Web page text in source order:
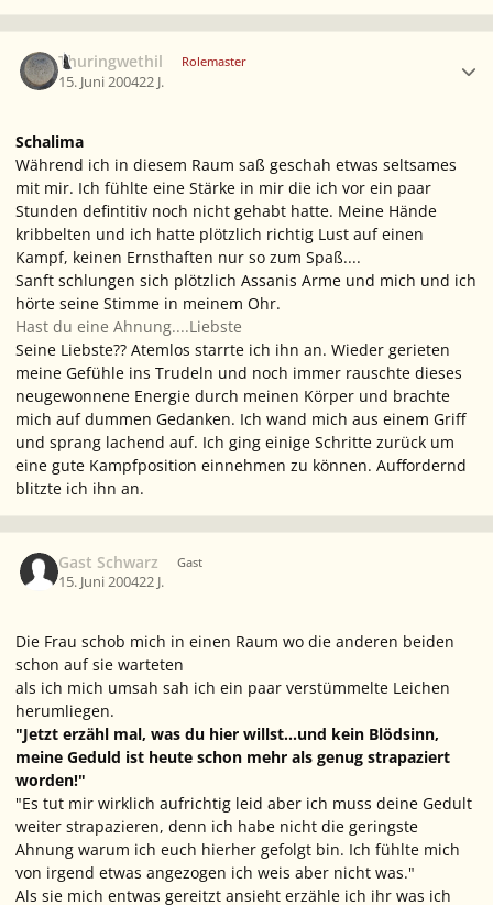
Thuringwethil Rolemaster
15. Juni 200422 J.
Schalima
Während ich in diesem Raum saß geschah etwas seltsames
mit mir. Ich fühlte eine Stärke in mir die ich vor ein paar
Stunden defintitiv noch nicht gehabt hatte. Meine Hände
kribbelten und ich hatte plötzlich richtig Lust auf einen
Kampf, keinen Ernsthaften nur so zum Spaß....
Sanft schlungen sich plötzlich Assanis Arme und mich und ich
hörte seine Stimme in meinem Ohr.
Hast du eine Ahnung....Liebste
Seine Liebste?? Atemlos starrte ich ihn an. Wieder gerieten
meine Gefühle ins Trudeln und noch immer rauschte dieses
neugewonnene Energie durch meinen Körper und brachte
mich auf dummen Gedanken. Ich wand mich aus einem Griff
und sprang lachend auf. Ich ging einige Schritte zurück um
eine gute Kampfposition einnehmen zu können. Auffordernd
blitzte ich ihn an.
Gast Schwarz Gast
15. Juni 200422 J.
Die Frau schob mich in einen Raum wo die anderen beiden
schon auf sie warteten
als ich mich umsah sah ich ein paar verstümmelte Leichen
herumliegen.
"Jetzt erzähl mal, was du hier willst...und kein Blödsinn,
meine Geduld ist heute schon mehr als genug strapaziert
worden!"
"Es tut mir wirklich aufrichtig leid aber ich muss deine Gedult
weiter strapazieren, denn ich habe nicht die geringste
Ahnung warum ich euch hierher gefolgt bin. Ich fühlte mich
von irgend etwas angezogen ich weis aber nicht was."
Als sie mich entwas gereitzt ansieht erzähle ich ihr was ich